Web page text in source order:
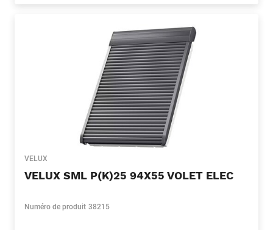
VELUX
VELUX SML P(K)25 94X55 VOLET ELEC
Numéro de produit 38215